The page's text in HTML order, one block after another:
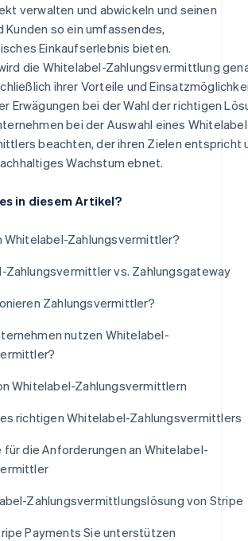
verwalten und abwickeln und seinen
Kunden so ein umfassendes,
Einkaufserlebnis bieten.
die Whitelabel-Zahlungsvermittlung
ihrer Vorteile und
Erwägungen bei der Wahl der richtigen
bei der Auswahl eines
beachten, der ihren Zielen entspricht
Wachstum ebnet.
in diesem Artikel?
Whitelabel-Zahlungsvermittler?
Zahlungsvermittler vs. Zahlungsgateway
Zahlungsvermittler?
nutzen Whitelabel-
Whitelabel-Zahlungsvermittlern
richtigen Whitelabel-Zahlungsvermittlers
für die Anforderungen an Whitelabel-
Zahlungsvermittlungslösung von Stripe
Payments Sie unterstützen